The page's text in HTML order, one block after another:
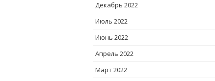
Декабрь 2022
Июль 2022
Июнь 2022
Апрель 2022
Март 2022